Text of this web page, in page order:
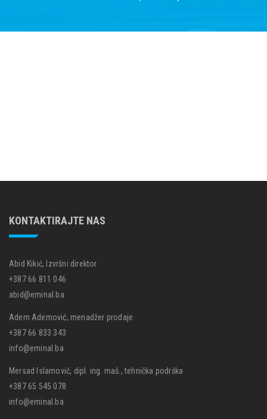
KONTAKTIRAJTE NAS
Abid Kikić, Izvršni direktor
+387 66 811 046
abid@eminal.ba
Adem Ademović, menadžer prodaje
+387 66 833 343
info@eminal.ba
Mersad Islamović, dipl. ing. maš., tehnička podrška
+387 65 545 078
info@eminal.ba